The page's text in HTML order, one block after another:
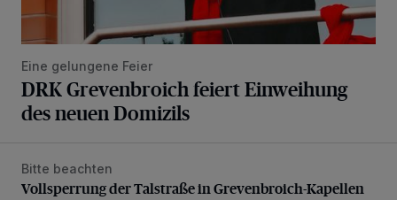
Eine gelungene Feier
DRK Grevenbroich feiert Einweihung
des neuen Domizils
Vollsperrung der Talstraße in Grevenbroich-Kapellen
Bitte beachten
Vollsperrung der Talstraße in Grevenbroich-Kapellen